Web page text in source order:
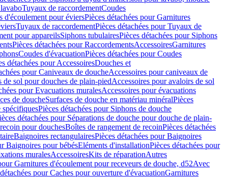
Tuyaux de raccordementCoudes
d'écoulement pour éviersPièces détachées pour Garnitures
Tuyaux de raccordementPièces détachées pour Tuyaux de
pour appareilsSiphons tubulairesPièces détachées pour Siphons
Pièces détachées pour RaccordementsAccessoiresGarnitures
Coudes d'évacuationPièces détachées pour Coudes
détachées pour AccessoiresDouches et
pour Caniveaux de doucheAccessoires pour caniveaux de
de sol pour douches de plain-piedAccessoires pour avaloirs de sol
pour Evacuations muralesAccessoires pour évacuations
de doucheSurfaces de douche en matériau minéralPièces
spécifiquesPièces détachées pour Siphons de douche
détachées pour Séparations de douche pour douche de plain-
pour douchesBoîtes de rangement de recoinPièces détachées
Baignoires rectangulairesPièces détachées pour Baignoires
Baignoires pour bébésEléments d'installationPièces détachées pour
muralesAccessoiresKits de réparationAutres
Garnitures d'écoulement pour receveurs de douche, d52Avec
pour Caches pour ouverture d'évacuationGarnitures